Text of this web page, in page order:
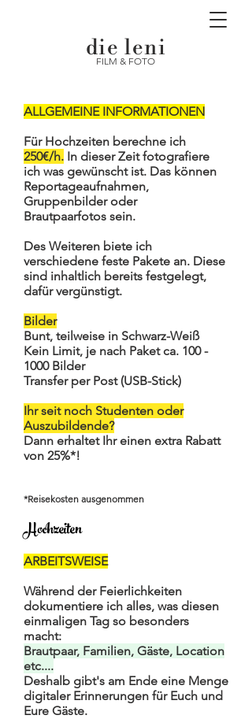
FILM & FOTO
die leni
ALLGEMEINE INFORMATIONEN
Für Hochzeiten berechne ich
250€/h. In dieser Zeit fotografiere
ich was gewünscht ist. Das können
Reportageaufnahmen,
Gruppenbilder oder
Brautpaarfotos sein.
Des Weiteren biete ich
verschiedene feste Pakete an. Diese
sind inhaltlich bereits festgelegt,
dafür vergünstigt.
Bilder
Bunt, teilweise in Schwarz-Weiß
Kein Limit, je nach Paket ca. 100 -
1000Bilder
Transfer per Post (USB-Stick)
Ihr seit noch Studenten oder
Auszubildende?
Dann erhaltet Ihr einen extra Rabatt
von 25%*!
*Reisekosten ausgenommen
Hochzeiten
ARBEITSWEISE
Während der Feierlichkeiten
dokumentiere ich alles, was diesen
einmaligen Tag so besonders
macht:
Brautpaar, Familien, Gäste, Location
etc....
Deshalb gibt's am Ende eine Menge
digitaler Erinnerungen für Euch und
Eure Gäste.